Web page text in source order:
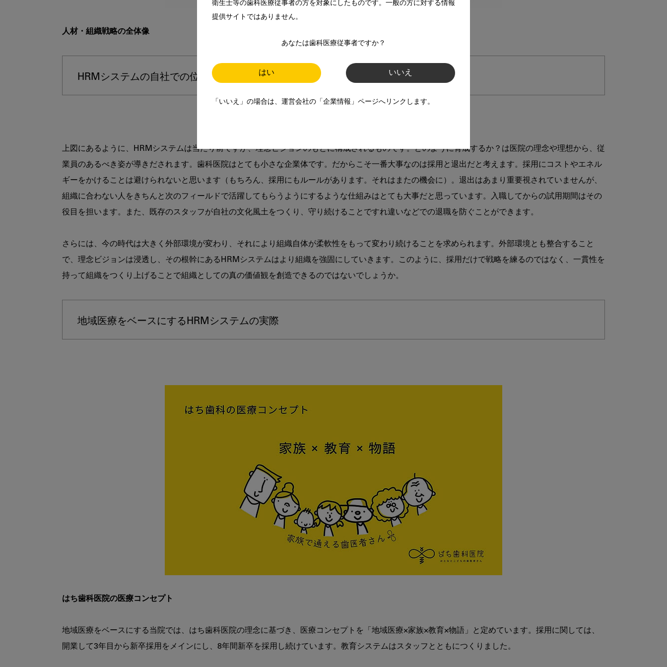
衛生士等の歯科医療従事者の方を対象にしたものです。一般の方に対する情報
提供サイトではありません。
あなたは歯科医療従事者ですか？
はい いいえ
「いいえ」の場合は、運営会社の「企業情報」ページへリンクします。
人材・組織戦略の全体像
HRMシステムの自社での位置づけと外部環境との整合
上図にあるように、HRMシステムは当たり前ですが、理念ビジョンのもとに構成されるものです。どのように育成するか？は医院の理念や理想から、従
業員のあるべき姿が導きだされます。歯科医院はとても小さな企業体です。だからこそ一番大事なのは採用と退出だと考えます。採用にコストやエネル
ギーをかけることは避けられないと思います（もちろん、採用にもルールがあります。それはまたの機会に）。退出はあまり重要視されていませんが、
組織に合わない人をきちんと次のフィールドで活躍してもらうようにするような仕組みはとても大事だと思っています。入職してからの試用期間はその
役目を担います。また、既存のスタッフが自社の文化風土をつくり、守り続けることですれ違いなどでの退職を防ぐことができます。
さらには、今の時代は大きく外部環境が変わり、それにより組織自体が柔軟性をもって変わり続けることを求められます。外部環境とも整合すること
で、理念ビジョンは浸透し、その根幹にあるHRMシステムはより組織を強固にしていきます。このように、採用だけで戦略を練るのではなく、一貫性を
持って組織をつくり上げることで組織としての真の価値観を創造できるのではないでしょうか。
地域医療をベースにするHRMシステムの実際
はち歯科医院の医療コンセプト
地域医療をベースにする当院では、はち歯科医院の理念に基づき、医療コンセプトを「地域医療×家族×教育×物語」と定めています。採用に関しては、
開業して3年目から新卒採用をメインにし、8年間新卒を採用し続けています。教育システムはスタッフとともにつくりました。